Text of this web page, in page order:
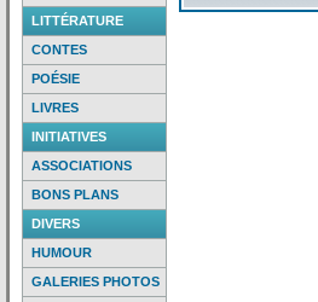
LITTÉRATURE
CONTES
POÉSIE
LIVRES
INITIATIVES
ASSOCIATIONS
BONS PLANS
DIVERS
HUMOUR
GALERIES PHOTOS